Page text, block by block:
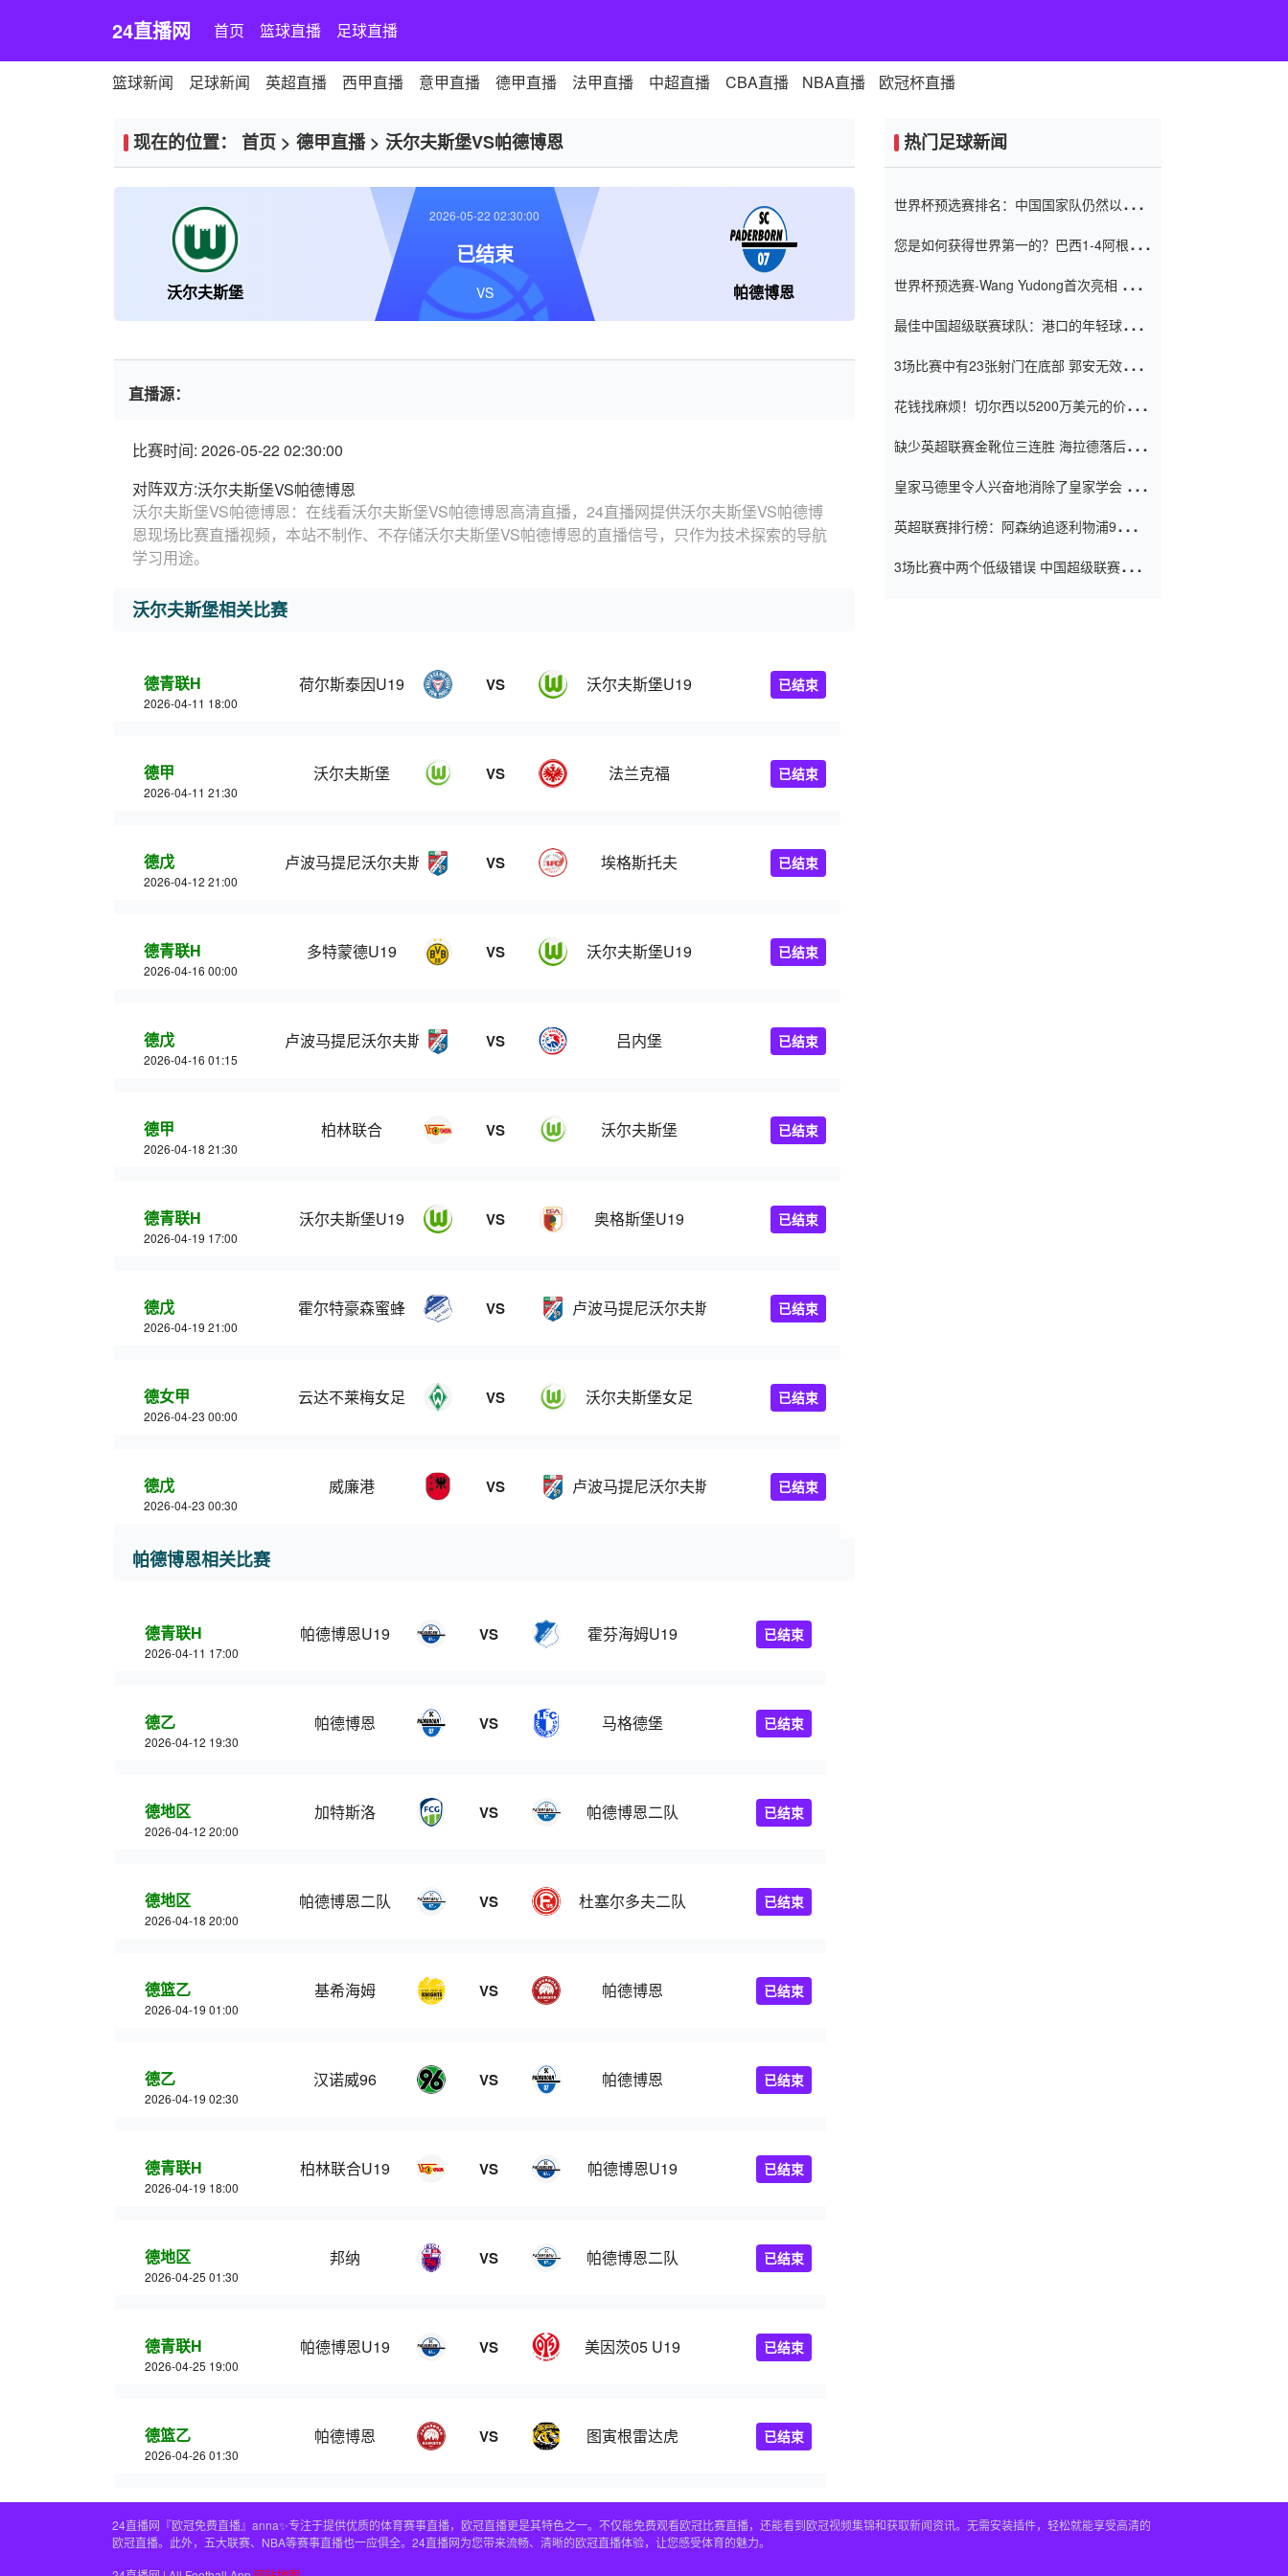
24直播网 首页 篮球直播 足球直播
篮球新闻 足球新闻 英超直播 西甲直播 意甲直播 德甲直播 法甲直播 中超直播 CBA直播 NBA直播 欧冠杯直播
现在的位置： 首页 > 德甲直播> 沃尔夫斯堡VS帕德博恩
沃尔夫斯堡 帕德博恩
2026-05-22 02:30:00
已结束
VS
直播源：
比赛时间: 2026-05-22 02:30:00
对阵双方:沃尔夫斯堡VS帕德博恩
沃尔夫斯堡VS帕德博恩：在线看沃尔夫斯堡VS帕德博恩高清直播，24直播网提供沃尔夫斯堡VS帕德博
恩现场比赛直播视频，本站不制作、不存储沃尔夫斯堡VS帕德博恩的直播信号，只作为技术探索的导航
学习用途。
沃尔夫斯堡相关比赛
德青联H
2026-04-11 18:00
荷尔斯泰因U19 VS 沃尔夫斯堡U19 已结束
德甲
2026-04-11 21:30
沃尔夫斯堡 VS 法兰克福 已结束
德戊
2026-04-12 21:00
卢波马提尼沃尔夫斯堡 VS 埃格斯托夫 已结束
德青联H
2026-04-16 00:00
多特蒙德U19 VS 沃尔夫斯堡U19 已结束
德戊
2026-04-16 01:15
卢波马提尼沃尔夫斯堡 VS 吕内堡 已结束
德甲
2026-04-18 21:30
柏林联合 VS 沃尔夫斯堡 已结束
德青联H
2026-04-19 17:00
沃尔夫斯堡U19 VS 奥格斯堡U19 已结束
德戊
2026-04-19 21:00
霍尔特豪森蜜蜂 VS 卢波马提尼沃尔夫斯堡 已结束
德女甲
2026-04-23 00:00
云达不莱梅女足 VS 沃尔夫斯堡女足 已结束
德戊
2026-04-23 00:30
威廉港 VS 卢波马提尼沃尔夫斯堡 已结束
帕德博恩相关比赛
德青联H
2026-04-11 17:00
帕德博恩U19 VS 霍芬海姆U19 已结束
德乙
2026-04-12 19:30
帕德博恩 VS 马格德堡 已结束
德地区
2026-04-12 20:00
加特斯洛 VS 帕德博恩二队 已结束
德地区
2026-04-18 20:00
帕德博恩二队 VS 杜塞尔多夫二队 已结束
德篮乙
2026-04-19 01:00
基希海姆 VS 帕德博恩 已结束
德乙
2026-04-19 02:30
汉诺威96 VS 帕德博恩 已结束
德青联H
2026-04-19 18:00
柏林联合U19 VS 帕德博恩U19 已结束
德地区
2026-04-25 01:30
邦纳 VS 帕德博恩二队 已结束
德青联H
2026-04-25 19:00
帕德博恩U19 VS 美因茨05 U19 已结束
德篮乙
2026-04-26 01:30
帕德博恩 VS 图寅根雷达虎 已结束
热门足球新闻
世界杯预选赛排名：中国国家队仍然以6分
您是如何获得世界第一的？巴西1-4阿根
世界杯预选赛-Wang Yudong首次亮相 中国
最佳中国超级联赛球队：港口的年轻球员在
（Taishan）
3场比赛中有23张射门在底部 郭安无效传球
花钱找麻烦！切尔西以5200万美元的价格
窗口
缺少英超联赛金靴位三连胜 海拉德落后6球
皇家马德里令人兴奋地消除了皇家学会 安
英超联赛排行榜：阿森纳追逐利物浦9分 曼
3场比赛中两个低级错误 中国超级联赛的前
24直播网『欧冠免费直播』anna✨专注于提供优质的体育赛事直播，欧冠直播更是其特色之一。不仅能免费观看欧冠比赛直播，还能看到欧冠视频集锦和获取新闻资讯。无需安装插件，轻松就能享受高清的
欧冠直播。此外，五大联赛、NBA等赛事直播也一应俱全。24直播网为您带来流畅、清晰的欧冠直播体验，让您感受体育的魅力。